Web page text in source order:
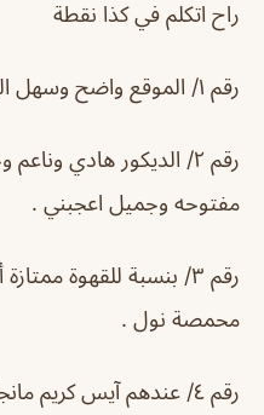
راح اتكلم في كذا نقطة
رقم ١/ الموقع واضح وسهل الوصول .
رقم ٢/ الديكور هادي
مفتوحه وجميل اعجبني .
رقم ٣/ بنسبة للقهوة
محمصة نول .
رقم ٤/ عندهم آيس كريم مانجا لذيذ الطعم اعجبني .